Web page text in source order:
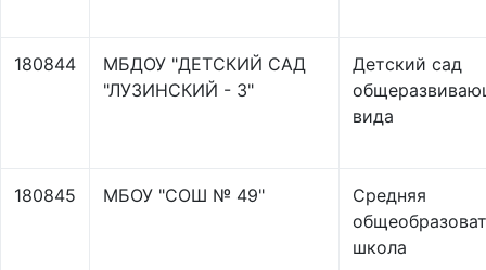
180844
МБДОУ "ДЕТСКИЙ САД
"ЛУЗИНСКИЙ - 3"
Детский сад
вида
180845 МБОУ "СОШ № 49"
Средняя
школа